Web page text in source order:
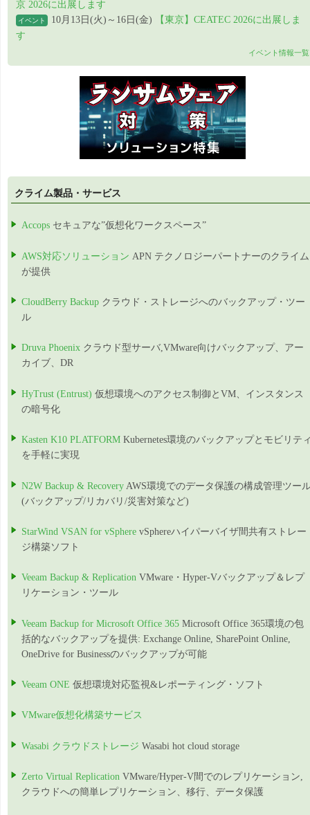
京 2026に出展します
イベント 10月13日(火)～16日(金)
【東京】CEATEC 2026に出展しま
す
イベント情報一覧
クライム製品・サービス
Accops セキュアな”仮想化ワークスペース”
AWS対応ソリューション APN テクノロジーパートナーのクライム
が提供
CloudBerry Backup クラウド・ストレージへのバックアップ・ツー
ル
Druva Phoenix クラウド型サーバ,VMware向けバックアップ、アー
カイブ、DR
HyTrust (Entrust) 仮想環境へのアクセス制御とVM、インスタンス
の暗号化
Kasten K10 PLATFORM Kubernetes環境のバックアップとモビリテ
を手軽に実現
N2W Backup & Recovery AWS環境でのデータ保護の構成管理ツー
(バックアップ/リカバリ/災害対策など)
StarWind VSAN for vSphere vSphereハイパーバイザ間共有ストレー
ジ構築ソフト
Veeam Backup & Replication VMware・Hyper-Vバックアップ＆レプ
リケーション・ツール
Veeam Backup for Microsoft Office 365 Microsoft Office 365環境の包
括的なバックアップを提供: Exchange Online, SharePoint Online,
OneDrive for Businessのバックアップが可能
Veeam ONE 仮想環境対応監視&レポーティング・ソフト
VMware仮想化構築サービス
Wasabi クラウドストレージ Wasabi hot cloud storage
Zerto Virtual Replication VMware/Hyper-V間でのレプリケーション,
クラウドへの簡単レプリケーション、移行、データ保護